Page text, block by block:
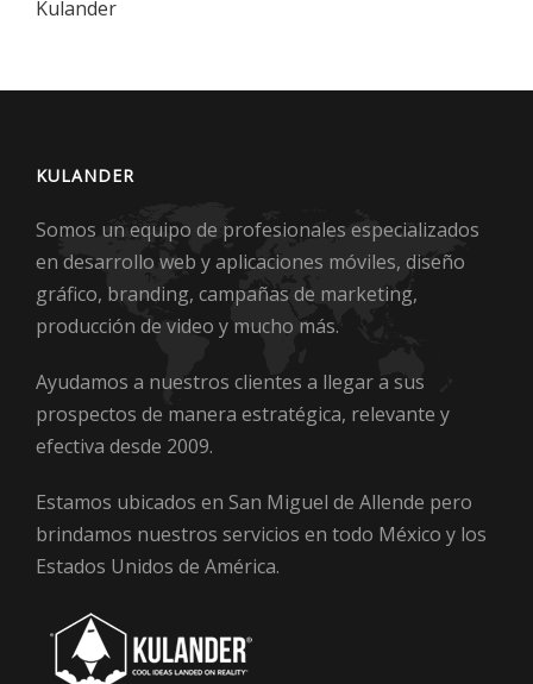
Kulander
KULANDER
Somos un equipo de profesionales especializados
en desarrollo web y aplicaciones móviles, diseño
gráfico, branding, campañas de marketing,
producción de video y mucho más.
Ayudamos a nuestros clientes a llegar a sus
prospectos de manera estratégica, relevante y
efectiva desde 2009.
Estamos ubicados en San Miguel de Allende pero
brindamos nuestros servicios en todo México y los
Estados Unidos de América.